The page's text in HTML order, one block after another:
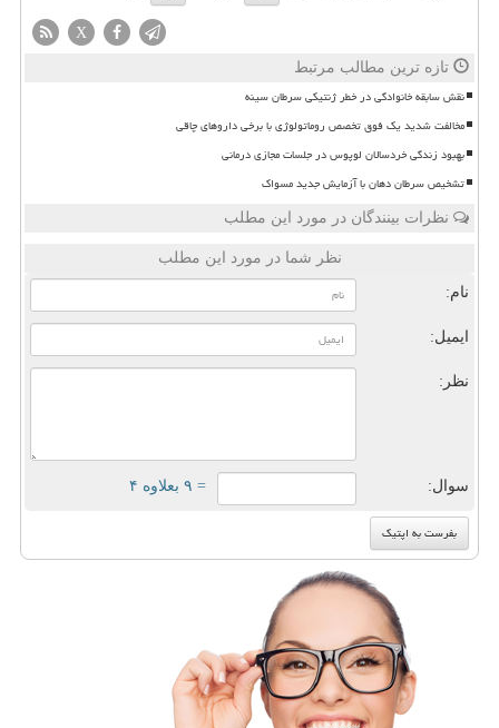
X
تازه ترین مطالب مرتبط
نقش سابقه خانوادگی در خطر ژنتیکی سرطان سینه
مخالفت شدید یک فوق تخصص روماتولوژی با برخی داروهای چاقی
بهبود زندگی خردسالان لوپوس در جلسات مجازی درمانی
تشخیص سرطان دهان با آزمایش جدید مسواک
نظرات بینندگان در مورد این مطلب
نظر شما در مورد این مطلب
نام:
ایمیل:
نظر:
سوال: = ۹ بعلاوه ۴